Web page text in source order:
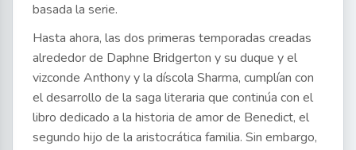
basada la serie.
Hasta ahora, las dos primeras temporadas creadas
alrededor de Daphne Bridgerton y su duque y el
vizconde Anthony y la díscola Sharma, cumplían con
el desarrollo de la saga literaria que continúa con el
libro dedicado a la historia de amor de Benedict, el
segundo hijo de la aristocrática familia. Sin embargo,